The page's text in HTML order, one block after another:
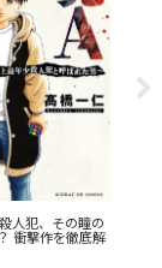
人犯、その瞳の
衝撃作を徹底解